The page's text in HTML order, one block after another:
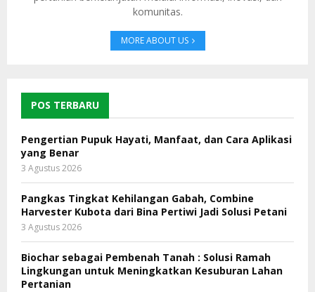
komunitas.
MORE ABOUT US
POS TERBARU
Pengertian Pupuk Hayati, Manfaat, dan Cara Aplikasi
yang Benar
3 Agustus 2026
Pangkas Tingkat Kehilangan Gabah, Combine
Harvester Kubota dari Bina Pertiwi Jadi Solusi Petani
3 Agustus 2026
Biochar sebagai Pembenah Tanah : Solusi Ramah
Lingkungan untuk Meningkatkan Kesuburan Lahan
Pertanian